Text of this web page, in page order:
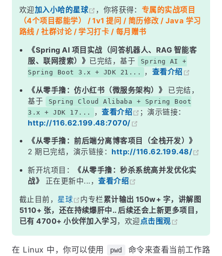
欢迎加入小哈的星球 ，你将获得： 专属的实战项目
（4个项目都能学） / 1v1 提问 / 简历修改 / Java 学习
路线 / 社群讨论 / 学习打卡 / 每月赠书
《Spring AI 项目实战（问答机器人、RAG 智能客
服、联网搜索）》 已完结，基于
Spring AI +
Spring Boot 3.x + JDK 21...
， 查看介绍
《从零手撸：仿小红书（微服务架构）》
已完结，
基于
Spring Cloud Alibaba + Spring Boot
3.x + JDK 17...
，查看介绍
；演示链接：
http://116.62.199.48:7070/
《从零手撸：前后端分离博客项目（全栈开发）》
2 期已完结，演示链接： http://116.62.199.48/
新开坑项目：
《从零手撸：秒杀系统高并发优化实
战》
正在更新中...，查看介绍
截止目前， 星球 内专栏累计输出 150w+ 字，讲解图
5110+ 张，还在持续爆肝中.. 后续还会上新更多项目，
已有 4700+ 小伙伴加入学习，欢迎点击围观
在 Linux 中，你可以使用 pwd
命令来查看当前工作路